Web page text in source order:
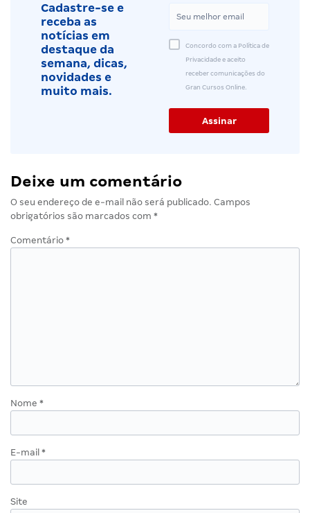
Cadastre-se e
receba as
notícias em
destaque da
semana, dicas,
novidades e
muito mais.
Concordo com a Política de
Privacidade e aceito
receber comunicações do
Gran Cursos Online.
Deixe um comentário
O seu endereço de e-mail não será publicado. Campos
obrigatórios são marcados com *
Comentário *
Nome *
E-mail *
Site